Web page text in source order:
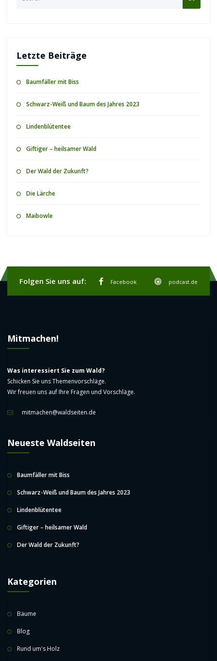
Letzte Beiträge
Baumfäller mit Biss
Schwarz-Weiß und Baum des Jahres 2023
Lindenblütentee
Giftiger – heilsamer Wald
Der Wald der Zukunft?
Die Lärche
Maibowle
Folgen Sie uns auf: Facebook podcast.de
Mitmachen!
Was interessiert Sie zum Wald?
Schicken Sie uns Themenvorschläge.
Wir freuen uns auf Ihre Fragen und Vorschläge.
mitmachen@waldseiten.de
Neueste Waldseiten
Baumfäller mit Biss
Schwarz-Weiß und Baum des Jahres 2023
Lindenblütentee
Giftiger – heilsamer Wald
Der Wald der Zukunft?
Kategorien
Bäume
Blog
Rund um's Holz